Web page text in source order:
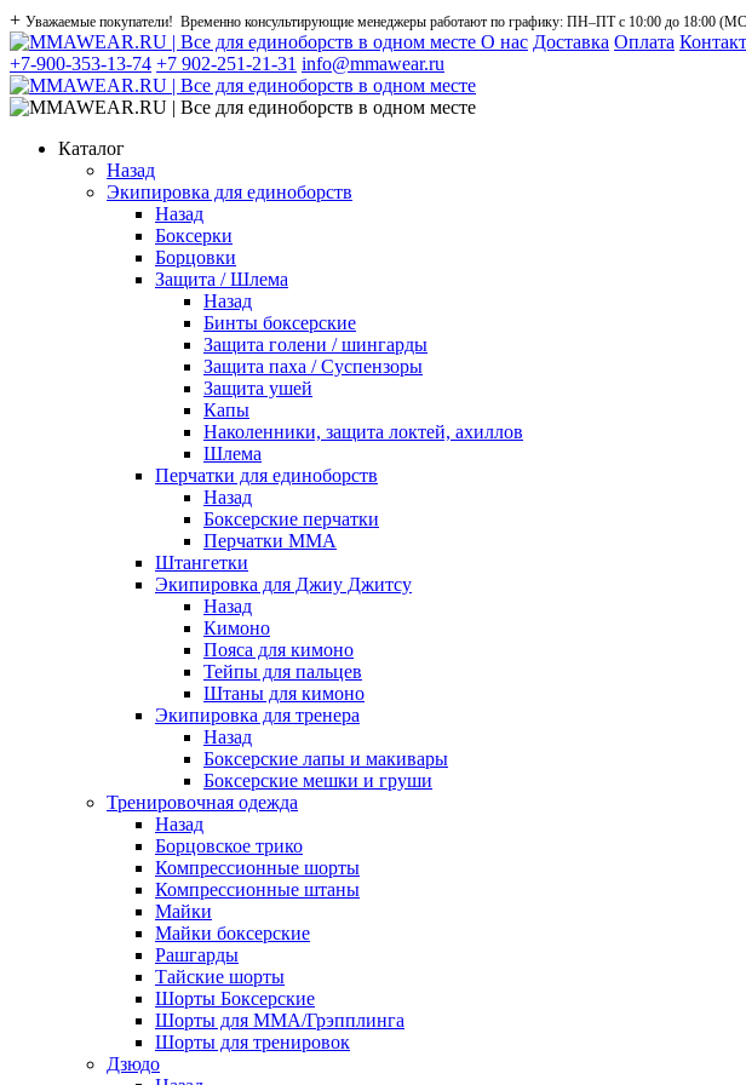
+ Уважаемые покупатели! Временно консультирующие менеджеры работают по графику: ПН–ПТ с 10:00 до 18:00
О нас Доставка Оплата
+7-900-353-13-74 +7 902-251-21-31 info@mmawear.ru
Каталог
Назад
Экипировка для единоборств
Назад
Боксерки
Борцовки
Защита / Шлема
Назад
Бинты боксерские
Защита голени / шингарды
Защита паха / Суспензоры
Защита ушей
Капы
Наколенники, защита локтей, ахиллов
Шлема
Перчатки для единоборств
Назад
Боксерские перчатки
Перчатки ММА
Штангетки
Экипировка для Джиу Джитсу
Назад
Кимоно
Пояса для кимоно
Тейпы для пальцев
Штаны для кимоно
Экипировка для тренера
Назад
Боксерские лапы и макивары
Боксерские мешки и груши
Тренировочная одежда
Назад
Борцовское трико
Компрессионные шорты
Компрессионные штаны
Майки
Майки боксерские
Рашгарды
Тайские шорты
Шорты Боксерские
Шорты для ММА/Грэпплинга
Шорты для тренировок
Дзюдо